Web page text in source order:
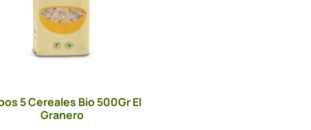
5 Cereales Bio 500Gr El
Granero